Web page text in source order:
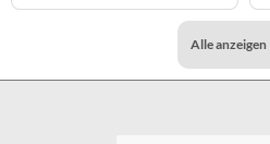
Alle anzeigen